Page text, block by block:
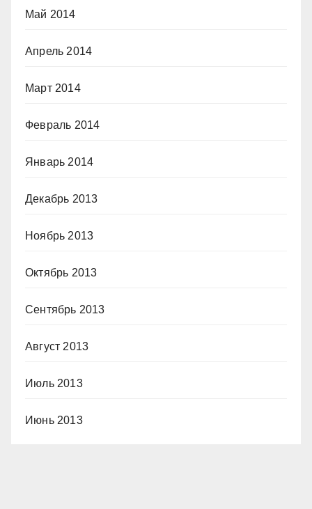
Май 2014
Апрель 2014
Март 2014
Февраль 2014
Январь 2014
Декабрь 2013
Ноябрь 2013
Октябрь 2013
Сентябрь 2013
Август 2013
Июль 2013
Июнь 2013